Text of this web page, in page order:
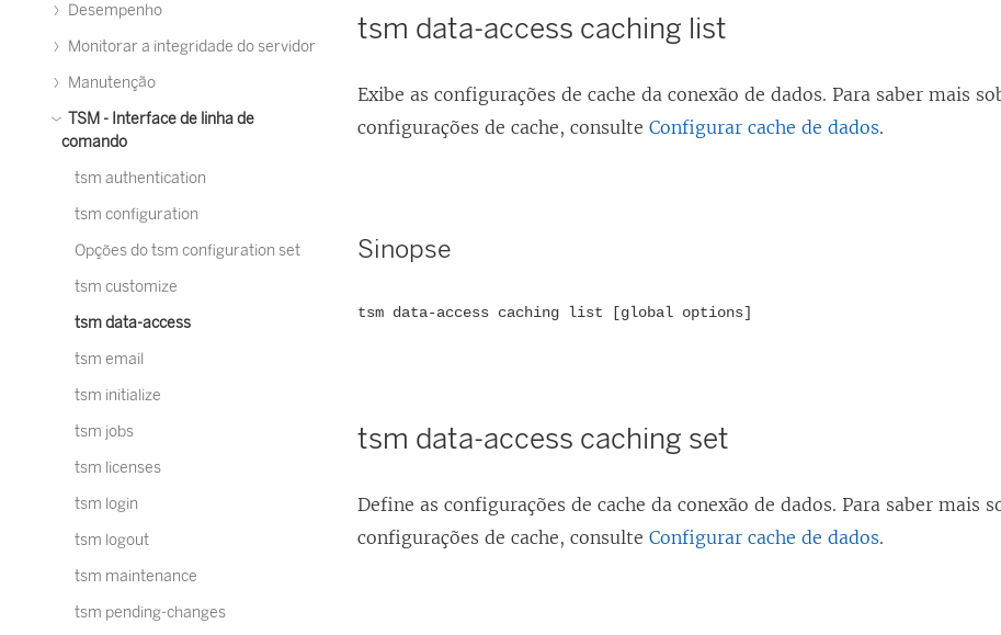
Desempenho
Monitorar a integridade do servidor
Manutenção
TSM - Interface de linha de
comando
tsm authentication
tsm configuration
Opções do tsm configuration set
tsm customize
tsm data-access
tsm email
tsm initialize
tsm jobs
tsm licenses
tsm login
tsm logout
tsm maintenance
tsm pending-changes
tsm data-access caching list
Exibe as configurações de cache da conexão de dados. Para saber mais
configurações de cache, consulteConfigurar cache de dados.
Sinopse
tsm data-access caching list [global options]
tsm data-access caching set
Define as configurações de cache da conexão de dados. Para saber mais
configurações de cache, consulteConfigurar cache de dados.